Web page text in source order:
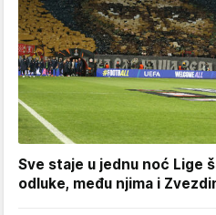
Sve staje u jednu noć Lige
odluke, među njima i